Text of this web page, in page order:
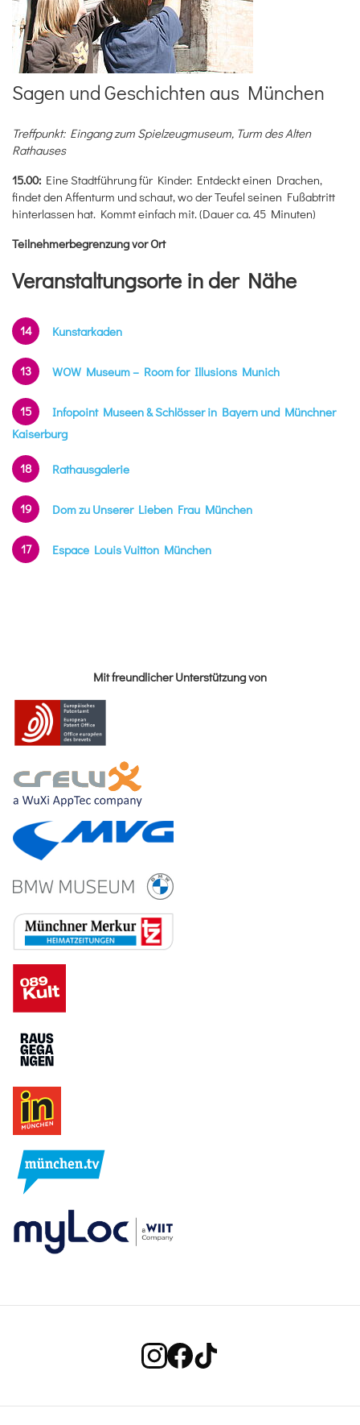
Sagen und Geschichten aus München
Treffpunkt: Eingang zum Spielzeugmuseum, Turm des Alten
Rathauses
15.00: Eine Stadtführung für Kinder: Entdeckt einen Drachen,
findet den Affenturm und schaut, wo der Teufel seinen Fußabtritt
hinterlassen hat. Kommt einfach mit. (Dauer ca. 45 Minuten)
Teilnehmerbegrenzung vor Ort
Veranstaltungsorte in der Nähe
14 Kunstarkaden
13 WOW Museum – Room for Illusions Munich
15
Infopoint Museen & Schlösser in Bayern und Münchner
Kaiserburg
18 Rathausgalerie
19 Dom zu Unserer Lieben Frau München
17 Espace Louis Vuitton München
Mit freundlicher Unterstützung von